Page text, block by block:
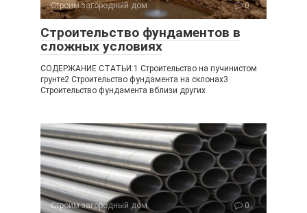
Строим загородный дом 0
Строительство фундаментов в
сложных условиях
СОДЕРЖАНИЕ СТАТЬИ:1 Строительство на пучинистом
грунте2 Строительство фундамента на склонах3
Строительство фундамента вблизи других
Строим загородный дом 0